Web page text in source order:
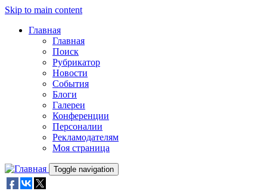
Skip to main content
Главная
Главная
Поиск
Рубрикатор
Новости
События
Блоги
Галереи
Конференции
Персоналии
Рекламодателям
Моя страница
Toggle navigation